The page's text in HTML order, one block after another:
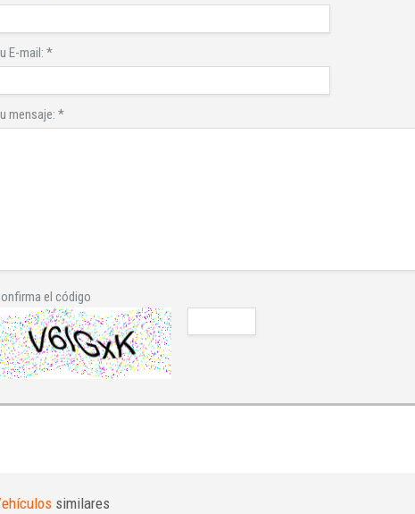
E-mail: *
mensaje: *
el código
similares